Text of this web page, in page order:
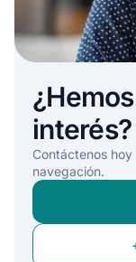
interés?
Contáctenos
navegación.